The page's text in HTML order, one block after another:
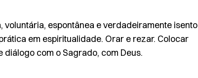
voluntária, espontânea e verdadeiramente isento
em espiritualidade. Orar e rezar. Colocar
com o Sagrado, com Deus.